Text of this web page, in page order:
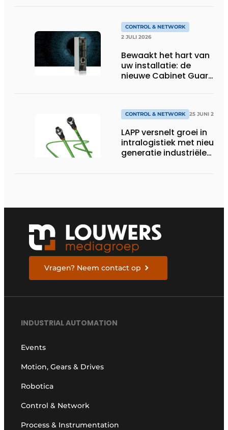
sneller volgens de
jaarlijkse analyse van
HMS Networks
CONTROL & NETWORK
2 JULI 2026
Bewaakt het hart van
uw installatie: de
nieuwe Cabinet Guard
CONTROL & NETWORK 25 JUNI 2026
LAPP versnelt groei in
intralogistiek met nieuwe
generatie industriële
Vragen? Neem contact op
INDUSTRIAL AUTOMATION
Events
Motion, Gears & Drives
Robotica
Control & Network
Process & Instrumentation